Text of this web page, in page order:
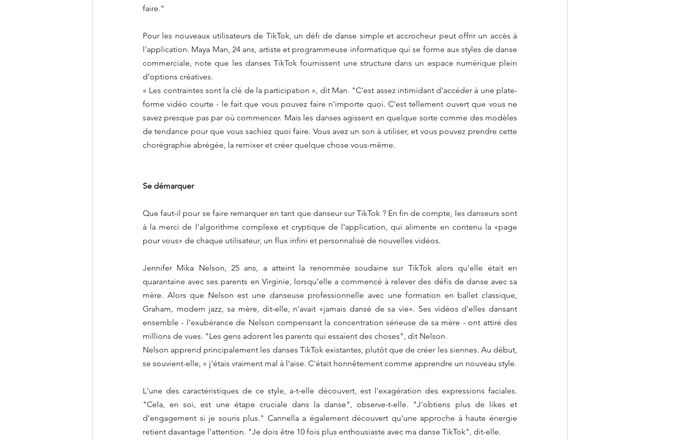
faire."
Pour les nouveaux utilisateurs de TikTok, un défi de danse simple et accrocheur peut offrir un accès à
l'application. Maya Man, 24 ans, artiste et programmeuse informatique qui se forme aux styles de danse
commerciale, note que les danses TikTok fournissent une structure dans un espace numérique plein
d'options créatives.
« Les contraintes sont la clé de la participation », dit Man. "C'est assez intimidant d'accéder à une plate-
forme vidéo courte - le fait que vous pouvez faire n'importe quoi. C'est tellement ouvert que vous ne
savez presque pas par où commencer. Mais les danses agissent en quelque sorte comme des modèles
de tendance pour que vous sachiez quoi faire. Vous avez un son à utiliser, et vous pouvez prendre cette
chorégraphie abrégée, la remixer et créer quelque chose vous-même.
Se démarquer
Que faut-il pour se faire remarquer en tant que danseur sur TikTok ? En fin de compte, les danseurs sont
à la merci de l'algorithme complexe et cryptique de l'application, qui alimente en contenu la «page
pour vous» de chaque utilisateur, un flux infini et personnalisé de nouvelles vidéos.
Jennifer Mika Nelson, 25 ans, a atteint la renommée soudaine sur TikTok alors qu'elle était en
quarantaine avec ses parents en Virginie, lorsqu'elle a commencé à relever des défis de danse avec sa
mère. Alors que Nelson est une danseuse professionnelle avec une formation en ballet classique,
Graham, modern jazz, sa mère, dit-elle, n'avait «jamais dansé de sa vie». Ses vidéos d'elles dansant
ensemble - l'exubérance de Nelson compensant la concentration sérieuse de sa mère - ont attiré des
millions de vues. "Les gens adorent les parents qui essaient des choses", dit Nelson.
Nelson apprend principalement les danses TikTok existantes, plutôt que de créer les siennes. Au début,
L'une des caractéristiques de ce style, a-t-elle découvert, est l'exagération des expressions faciales.
"Cela, en soi, est une étape cruciale dans la danse", observe-t-elle. "J'obtiens plus de likes et
d'engagement si je souris plus." Cannella a également découvert qu'une approche à haute énergie
retient davantage l'attention. "Je dois être 10 fois plus enthousiaste avec ma danse TikTok", dit-elle.